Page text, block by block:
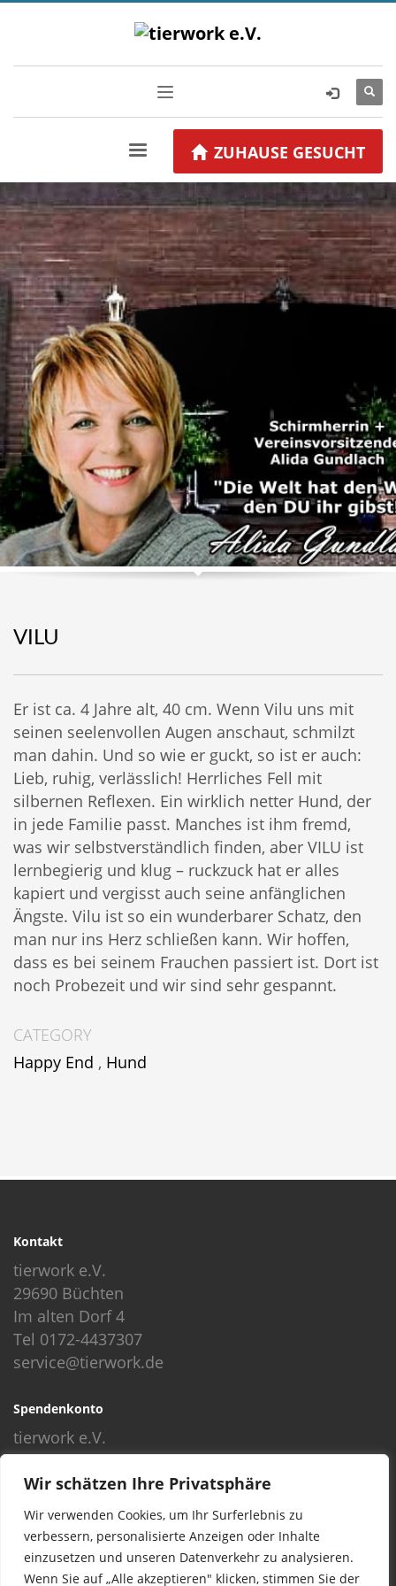
Wir schätzen Ihre Privatsphäre
Wir verwenden Cookies, um Ihr Surferlebnis zu
verbessern, personalisierte Anzeigen oder Inhalte
einzusetzen und unseren Datenverkehr zu analysieren.
Wenn Sie auf „Alle akzeptieren" klicken, stimmen Sie der
ZUHAUSE GESUCHT
VILU
Er ist ca. 4 Jahre alt, 40 cm. Wenn Vilu uns mit
seinen seelenvollen Augen anschaut, schmilzt
man dahin. Und so wie er guckt, so ist er auch:
Lieb, ruhig, verlässlich! Herrliches Fell mit
silbernen Reflexen. Ein wirklich netter Hund, der
in jede Familie passt. Manches ist ihm fremd,
was wir selbstverständlich finden, aber VILU ist
lernbegierig und klug – ruckzuck hat er alles
kapiert und vergisst auch seine anfänglichen
Ängste. Vilu ist so ein wunderbarer Schatz, den
man nur ins Herz schließen kann. Wir hoffen,
dass es bei seinem Frauchen passiert ist. Dort ist
noch Probezeit und wir sind sehr gespannt.
CATEGORY
Happy End , Hund
Kontakt
tierwork e.V.
29690 Büchten
Im alten Dorf 4
Tel 0172-4437307
service@tierwork.de
Spendenkonto
tierwork e.V.
Volksbank
BLZ: 24060300
Konto: 4902218000
IBAN: DE68240603004902218000
BIC: GENODEF1NBU